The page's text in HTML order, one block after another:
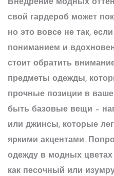
Внедрение модных
свой гардероб может
но это вовсе не так,
пониманием и
стоит обратить
предметы одежды,
прочные позиции в
быть базовые вещи –
или джинсы, которые
яркими акцентами.
одежду в модных цветах
как песочный или